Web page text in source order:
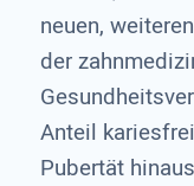
neuen,
der
Anteil
Pubertät